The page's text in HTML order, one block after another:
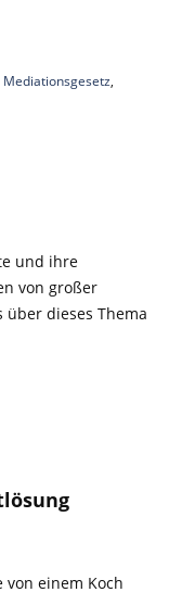
Mediationsgesetz,
und ihre
von großer
dieses Thema
von einem Koch